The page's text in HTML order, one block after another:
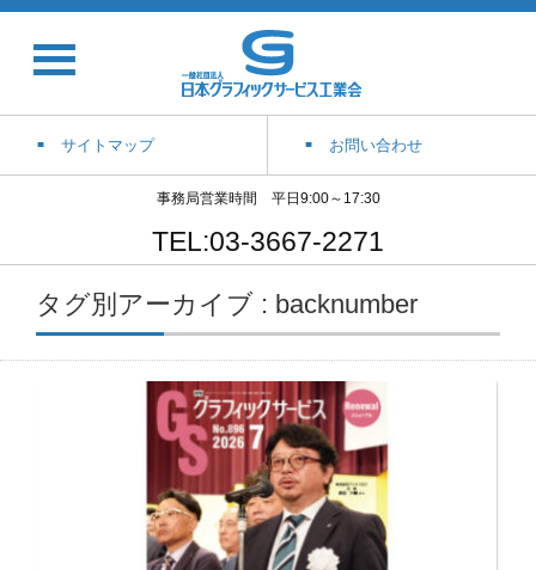
サイトマップ お問い合わせ
事務局営業時間 平日9:00～17:30
TEL:03-3667-2271
タグ別アーカイブ : backnumber